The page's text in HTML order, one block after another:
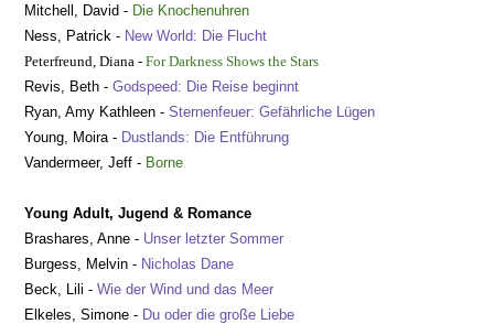
Mitchell, David - Die Knochenuhren
Ness, Patrick - New World: Die Flucht
Peterfreund, Diana - For Darkness Shows the Stars
Revis, Beth -Godspeed: Die Reise beginnt
Ryan, Amy Kathleen -Sternenfeuer: Gefährliche Lügen
Young, Moira - Dustlands: Die Entführung
Vandermeer, Jeff - Borne
Young Adult, Jugend & Romance
Brashares, Anne - Unser letzter Sommer
Burgess, Melvin - Nicholas Dane
Beck, Lili -Wie der Wind und das Meer
Elkeles, Simone - Du oder die große Liebe